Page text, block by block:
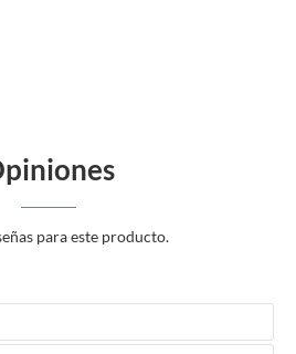
para este producto.